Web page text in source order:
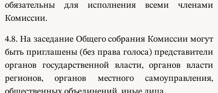
обязательны для исполнения всеми членами
Комиссии.
4.8. На заседание Общего собрания Комиссии могут
быть приглашены (без права голоса) представители
органов государственной власти, органов власти
регионов, органов местного самоуправления,